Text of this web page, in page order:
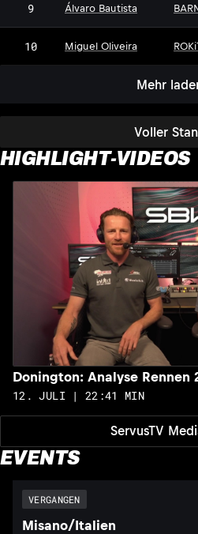
Voller
9 Álvaro Bautista
10 Miguel Oliveira
Mehr
HIGHLIGHT-VIDEOS
ServusTV
Donington: Analyse Rennen
12. JULI | 22:41 MIN
EVENTS
VERGANGEN
Misano/Italien